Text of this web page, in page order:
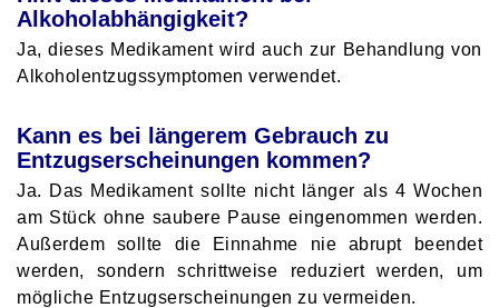
Alkoholabhängigkeit?
Ja, dieses Medikament wird auch zur Behandlung von
Alkoholentzugssymptomen verwendet.
Kann es bei längerem Gebrauch zu
Entzugserscheinungen kommen?
Ja. Das Medikament sollte nicht länger als 4 Wochen
am Stück ohne saubere Pause eingenommen werden.
Außerdem sollte die Einnahme nie abrupt beendet
werden, sondern schrittweise reduziert werden, um
mögliche Entzugserscheinungen zu vermeiden.